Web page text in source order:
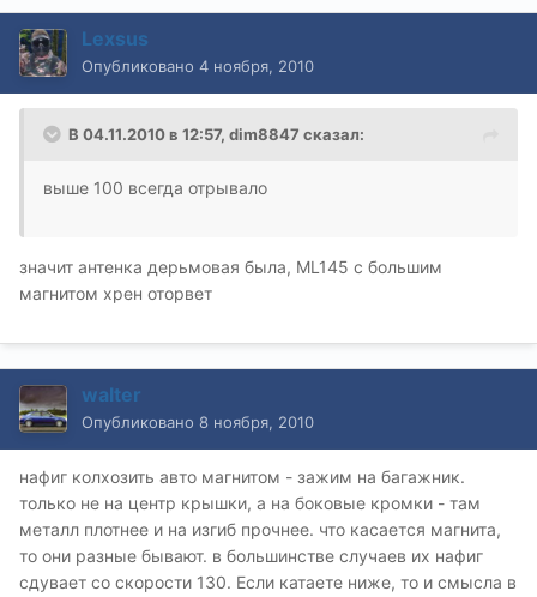
Lexsus
Опубликовано 4 ноября, 2010
В 04.11.2010 в 12:57, dim8847 сказал:
выше 100 всегда отрывало
значит антенка дерьмовая была, ML145 с большим
магнитом хрен оторвет
walter
Опубликовано 8 ноября, 2010
нафиг колхозить авто магнитом - зажим на багажник.
только не на центр крышки, а на боковые кромки - там
металл плотнее и на изгиб прочнее. что касается магнита,
то они разные бывают. в большинстве случаев их нафиг
сдувает со скорости 130. Если катаете ниже, то и смысла в